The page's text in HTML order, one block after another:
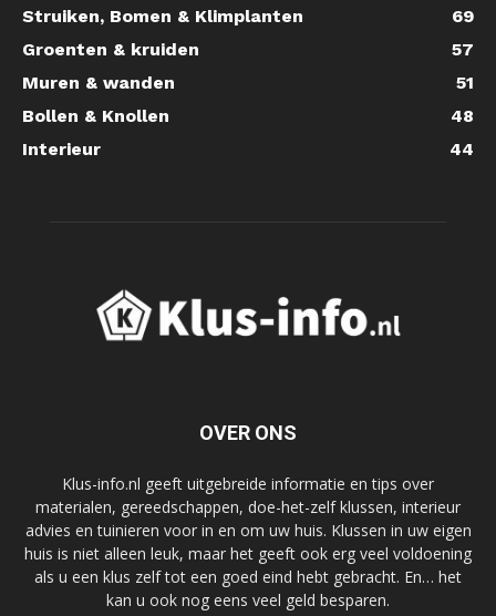
Struiken, Bomen & Klimplanten
69
Groenten & kruiden
57
Muren & wanden
51
Bollen & Knollen
48
Interieur
44
OVER ONS
Klus-info.nl geeft uitgebreide informatie en tips over
materialen, gereedschappen, doe-het-zelf klussen, interieur
advies en tuinieren voor in en om uw huis. Klussen in uw eigen
huis is niet alleen leuk, maar het geeft ook erg veel voldoening
als u een klus zelf tot een goed eind hebt gebracht. En… het
kan u ook nog eens veel geld besparen.